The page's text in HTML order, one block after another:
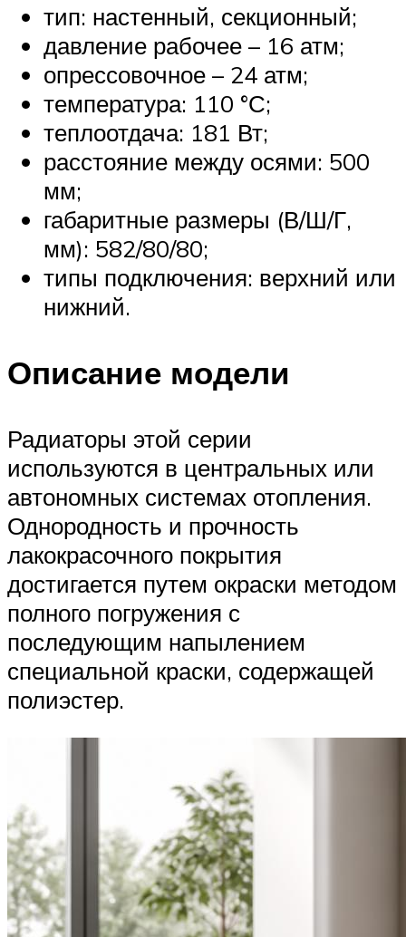
тип: настенный, секционный;
давление рабочее – 16 атм;
опрессовочное – 24 атм;
температура: 110 °С;
теплоотдача: 181 Вт;
расстояние между осями: 500
мм;
габаритные размеры (В/Ш/Г,
мм): 582/80/80;
типы подключения: верхний или
нижний.
Описание модели
Радиаторы этой серии
используются в центральных или
автономных системах отопления.
Однородность и прочность
лакокрасочного покрытия
достигается путем окраски методом
полного погружения с
последующим напылением
специальной краски, содержащей
полиэстер.